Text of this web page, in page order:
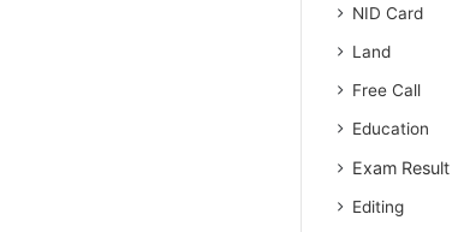
NID Card
Land
Free Call
Education
Exam Result
Editing